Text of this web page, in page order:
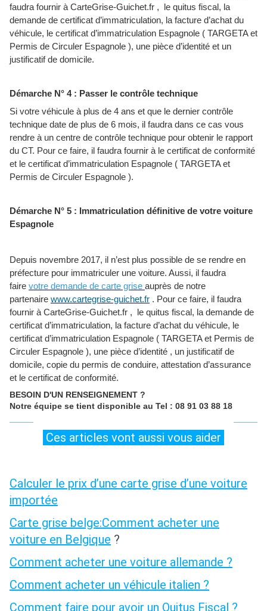
faudra fournir à CarteGrise-Guichet.fr , le quitus fiscal, la
demande de certificat d’immatriculation, la facture d’achat du
véhicule, le certificat d’immatriculation Espagnole ( TARGETA et
Permis de Circuler Espagnole ), une pièce d’identité et un
justificatif de domicile.
Démarche N° 4 : Passer le contrôle technique
Si votre véhicule à plus de 4 ans et que le dernier contrôle
technique date de plus de 6 mois, il faudra dans ce cas vous
rendre à un centre de contrôle technique pour obtenir le rapport
du CT. Pour ce faire, il faudra fournir à le certificat de conformité
et le certificat d’immatriculation Espagnole ( TARGETA et
Permis de Circuler Espagnole ).
Démarche N° 5 : Immatriculation définitive de votre voiture
Espagnole
Depuis novembre 2017, il n’est plus possible de se rendre en
préfecture pour immatriculer une voiture. Aussi, il faudra
faire votre demande de carte grise auprès de notre
partenaire www.cartegrise-guichet.fr . Pour ce faire, il faudra
fournir à CarteGrise-Guichet.fr , le quitus fiscal, la demande de
certificat d’immatriculation, la facture d’achat du véhicule, le
certificat d’immatriculation Espagnole ( TARGETA et Permis de
Circuler Espagnole ), une pièce d’identité , un justificatif de
domicile, copie du permis de conduire, attestation d’assurance
et le certificat de conformité.
BESOIN D'UN RENSEIGNEMENT ?
Notre équipe se tient disponible au Tel : 08 91 03 88 18
Ces articles vont aussi vous aider
Calculer le prix d’une carte grise d’une voiture
importée
Carte grise belge:Comment acheter une
voiture en Belgique ?
Comment acheter une voiture allemande ?
Comment acheter un véhicule italien ?
Comment faire pour avoir un Quitus Fiscal ?